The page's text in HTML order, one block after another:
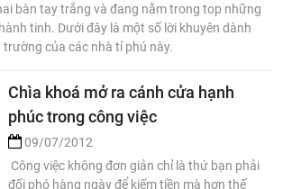
bàn tay trắng và đang nằm trong top những
tinh. Dưới đây là một số lời khuyên dành
trường của các nhà tỉ phú này.
Chìa khoá mở ra cánh cửa hạnh
phúc trong công việc
09/07/2012
Công việc không đơn giản chỉ là thứ bạn phải
đối phó hàng ngày để kiếm tiền mà hơn thế